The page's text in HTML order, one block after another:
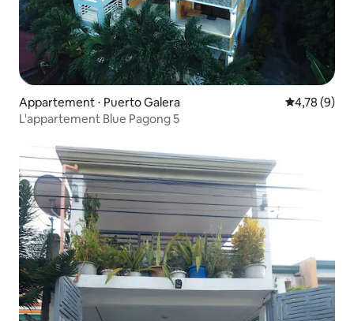
Appartement ⋅ Puerto Galera Évaluation
4,78 (9)
L'appartement Blue Pagong 5